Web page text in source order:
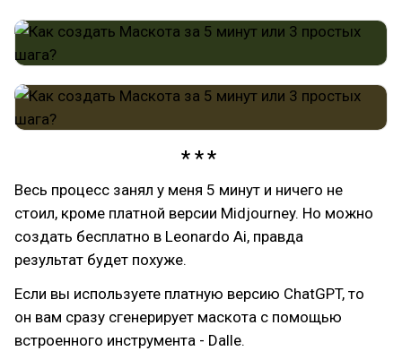
Весь процесс занял у меня 5 минут и ничего не
стоил, кроме платной версии Midjourney. Но можно
создать бесплатно в Leonardo Ai, правда
результат будет похуже.
Если вы используете платную версию ChatGPT, то
он вам сразу сгенерирует маскота с помощью
встроенного инструмента - Dalle.